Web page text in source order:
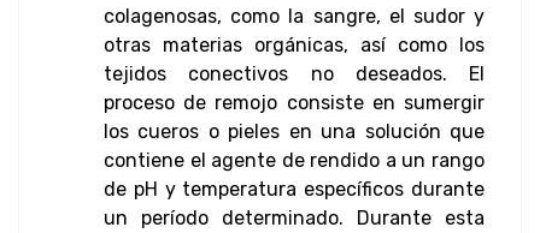
colagenosas, como la sangre, el sudor y
otras materias orgánicas, así como los
tejidos conectivos no deseados. El
proceso de remojo consiste en sumergir
los cueros o pieles en una solución que
contiene el agente de rendido a un rango
de pH y temperatura específicos durante
un período determinado. Durante esta